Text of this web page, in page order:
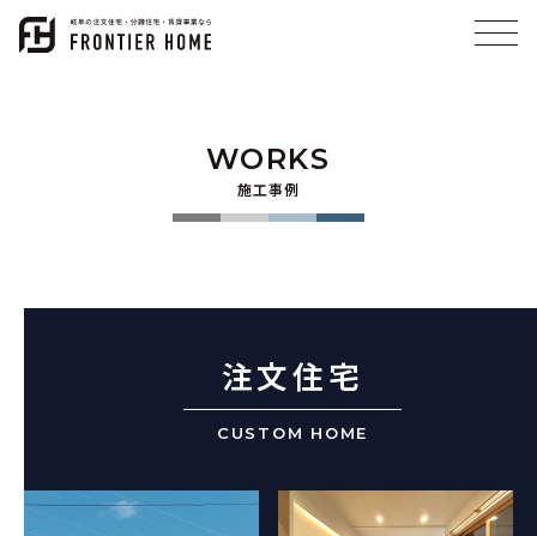
WORKS
施工事例
注文住宅
CUSTOM HOME